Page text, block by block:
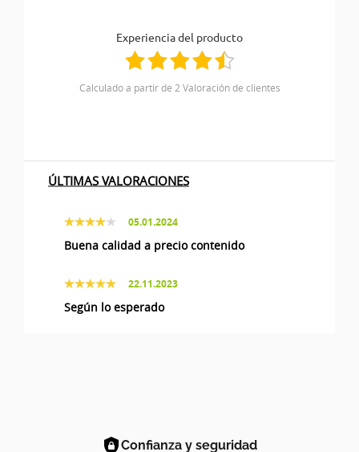
Experiencia del producto
Calculado a partir de 2 Valoración de clientes
ÚLTIMAS VALORACIONES
05.01.2024
Buena calidad a precio contenido
22.11.2023
Según lo esperado
Confianza y seguridad